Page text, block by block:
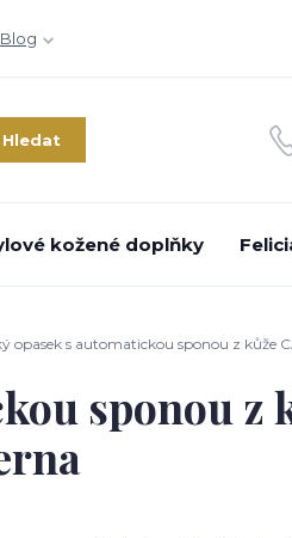
Blog
Hledat
kožené doplňky
opasek s automatickou sponou z kůže
sponou z